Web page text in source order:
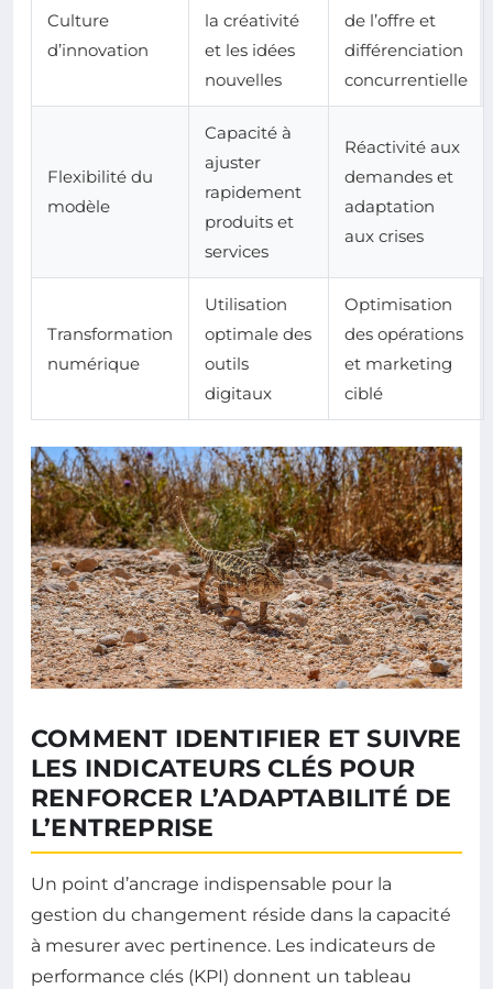
Culture
d’innovation
la créativité
et les idées
nouvelles
de l’offre et
différenciation
concurrentielle
Flexibilité du
modèle
Capacité à
ajuster
rapidement
produits et
services
Réactivité aux
demandes et
adaptation
aux crises
Transformation
numérique
Utilisation
optimale des
outils
digitaux
Optimisation
des opérations
et marketing
ciblé
COMMENT IDENTIFIER ET SUIVRE
LES INDICATEURS CLÉS POUR
RENFORCER L’ADAPTABILITÉ DE
L’ENTREPRISE
Un point d’ancrage indispensable pour la
gestion du changement réside dans la capacité
à mesurer avec pertinence. Les indicateurs de
performance clés (KPI) donnent un tableau